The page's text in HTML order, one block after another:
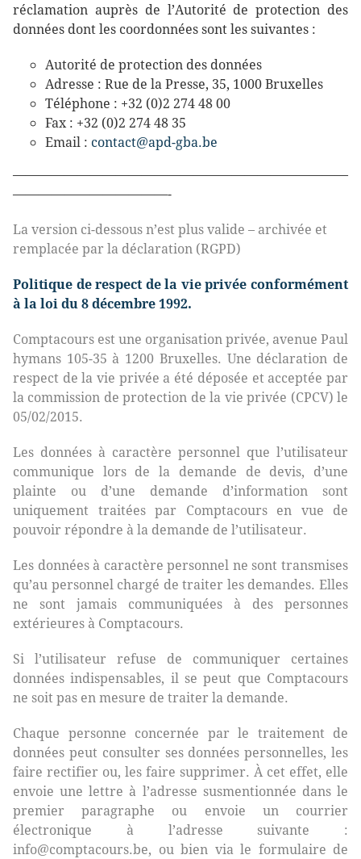
réclamation auprès de l’Autorité de protection des
données dont les coordonnées sont les suivantes :
Autorité de protection des données
Adresse : Rue de la Presse, 35, 1000 Bruxelles
Téléphone : +32 (0)2 274 48 00
Fax : +32 (0)2 274 48 35
Email : contact@apd-gba.be
——————————————————————————
————————————-
La version ci-dessous n’est plus valide – archivée et
remplacée par la déclaration (RGPD)
Politique de respect de la vie privée conformément
à la loi du 8 décembre 1992.
Comptacours est une organisation privée, avenue Paul
hymans 105-35 à 1200 Bruxelles. Une déclaration de
respect de la vie privée a été déposée et acceptée par
la commission de protection de la vie privée (CPCV) le
05/02/2015.
Les données à caractère personnel que l’utilisateur
communique lors de la demande de devis, d’une
plainte ou d’une demande d’information sont
uniquement traitées par Comptacours en vue de
pouvoir répondre à la demande de l’utilisateur.
Les données à caractère personnel ne sont transmises
qu’au personnel chargé de traiter les demandes. Elles
ne sont jamais communiquées à des personnes
extérieures à Comptacours.
Si l’utilisateur refuse de communiquer certaines
données indispensables, il se peut que Comptacours
ne soit pas en mesure de traiter la demande.
Chaque personne concernée par le traitement de
données peut consulter ses données personnelles, les
faire rectifier ou, les faire supprimer. À cet effet, elle
envoie une lettre à l’adresse susmentionnée dans le
premier paragraphe ou envoie un courrier
électronique à l’adresse suivante :
info@comptacours.be, ou bien via le formulaire de